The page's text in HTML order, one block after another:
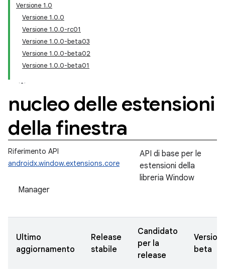
Versione 1.0
Versione 1.0.0
Versione 1.0.0-rc01
Versione 1.0.0-beta03
Versione 1.0.0-beta02
Versione 1.0.0-beta01
nucleo delle estensioni
della finestra
Riferimento API
androidx.window.extensions.core
API di base per le
estensioni della
libreria Window
Manager
Ultimo
aggiornamento
Release
stabile
Candidato
per la
release
beta